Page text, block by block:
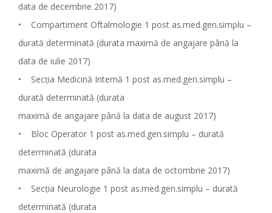
data de decembrie 2017)
• Compartiment Oftalmologie 1 post as.med.gen.simplu –
durată determinată (durata maximă de angajare până la
data de iulie 2017)
• Secţia Medicină Internă 1 post as.med.gen.simplu –
durată determinată (durata
maximă de angajare până la data de august 2017)
• Bloc Operator 1 post as.med.gen.simplu – durată
determinată (durata
maximă de angajare până la data de octombrie 2017)
• Secţia Neurologie 1 post as.med.gen.simplu – durată
determinată (durata